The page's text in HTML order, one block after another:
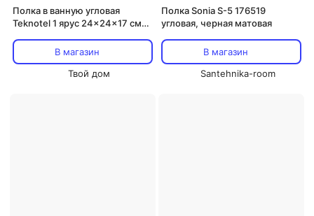
Полка в ванную угловая
Teknotel 1 ярус 24x24x17 см
В магазин
Твой дом
Полка Sonia S-5 176519
угловая, черная матовая
В магазин
Santehnika-room